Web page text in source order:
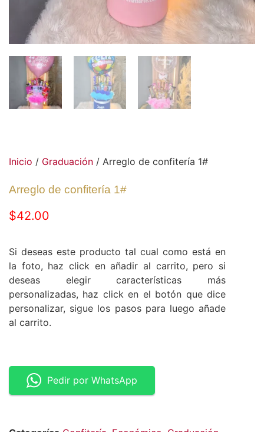
Inicio / Graduación / Arreglo de confitería 1#
Arreglo de confitería 1#
$42.00
Si deseas este producto tal cual como está en
la foto, haz click en añadir al carrito, pero si
deseas elegir características más
personalizadas, haz click en el botón que dice
personalizar, sigue los pasos para luego añade
al carrito.
Pedir por WhatsApp